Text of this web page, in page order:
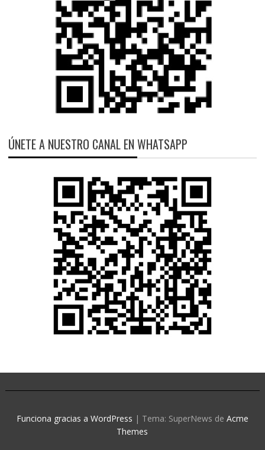
ÚNETE A NUESTRO CANAL EN WHATSAPP
Funciona gracias a WordPress | Tema: SuperNews de Acme
Themes